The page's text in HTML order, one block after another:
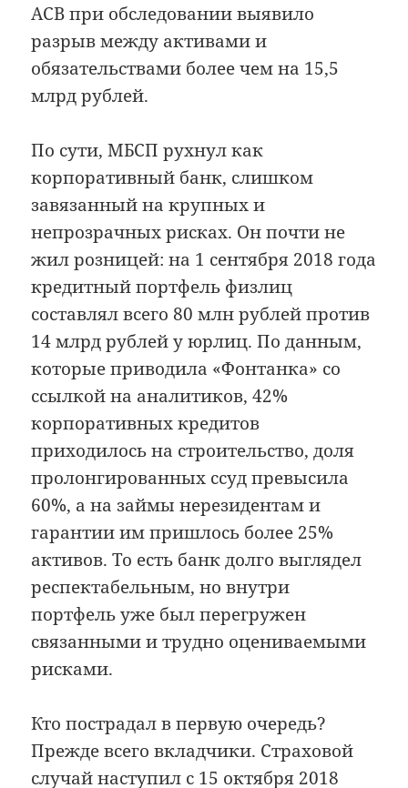
АСВ при обследовании выявило
разрыв между активами и
обязательствами более чем на 15,5
млрд рублей.
По сути, МБСП рухнул как
корпоративный банк, слишком
завязанный на крупных и
непрозрачных рисках. Он почти не
жил розницей: на 1 сентября 2018 года
кредитный портфель физлиц
составлял всего 80 млн рублей против
14 млрд рублей у юрлиц. По данным,
которые приводила «Фонтанка» со
ссылкой на аналитиков, 42%
корпоративных кредитов
приходилось на строительство, доля
пролонгированных ссуд превысила
60%, а на займы нерезидентам и
гарантии им пришлось более 25%
активов. То есть банк долго выглядел
респектабельным, но внутри
портфель уже был перегружен
связанными и трудно оцениваемыми
рисками.
Кто пострадал в первую очередь?
Прежде всего вкладчики. Страховой
случай наступил с 15 октября 2018